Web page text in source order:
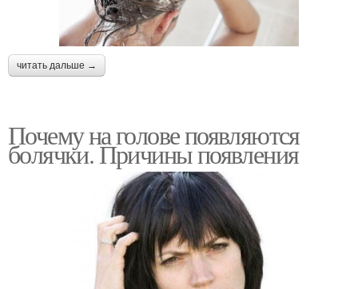
читать дальше →
Почему на голове появляются
болячки. Причины появления